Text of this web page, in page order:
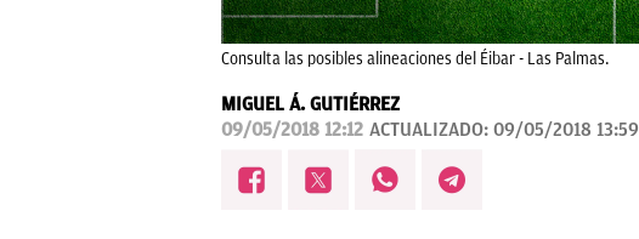
Consulta las posibles alineaciones del Éibar - Las Palmas.
MIGUEL Á. GUTIÉRREZ
09/05/2018 12:12 ACTUALIZADO: 09/05/2018 13:59